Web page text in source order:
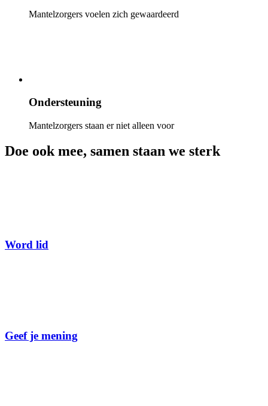
Mantelzorgers voelen zich gewaardeerd
Ondersteuning
Mantelzorgers staan er niet alleen voor
Doe ook mee, samen staan we sterk
Word lid
Geef je mening